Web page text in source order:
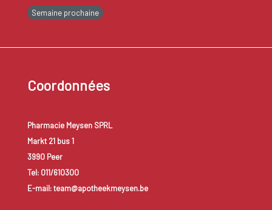
Semaine prochaine
Coordonnées
Pharmacie Meysen SPRL
Markt 21 bus 1
3990 Peer
Tel: 011/610300
E-mail: team@apotheekmeysen.be